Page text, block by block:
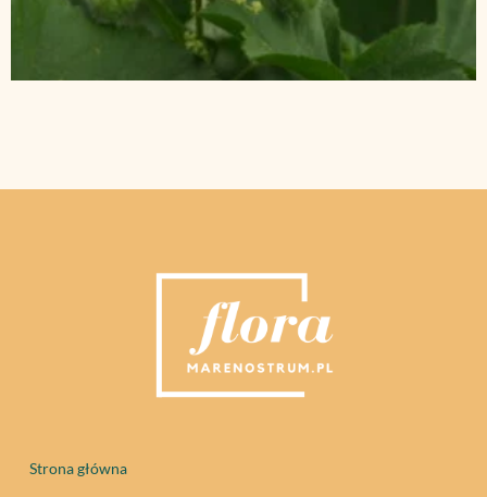
Strona główna